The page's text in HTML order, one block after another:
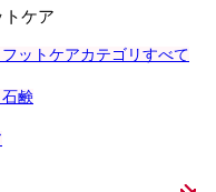
トケア
ットケアカテゴリすべて
鹸